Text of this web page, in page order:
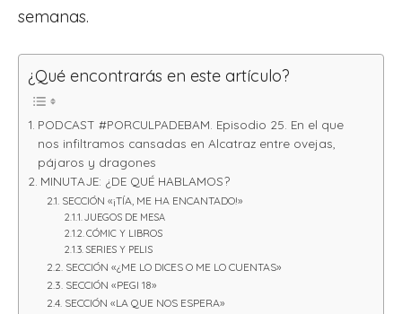
semanas.
¿Qué encontrarás en este artículo?
PODCAST #PORCULPADEBAM. Episodio 25. En el que
nos infiltramos cansadas en Alcatraz entre ovejas,
pájaros y dragones
MINUTAJE: ¿DE QUÉ HABLAMOS?
SECCIÓN «¡TÍA, ME HA ENCANTADO!»
JUEGOS DE MESA
CÓMIC Y LIBROS
SERIES Y PELIS
SECCIÓN «¿ME LO DICES O ME LO CUENTAS»
SECCIÓN «PEGI 18»
SECCIÓN «LA QUE NOS ESPERA»